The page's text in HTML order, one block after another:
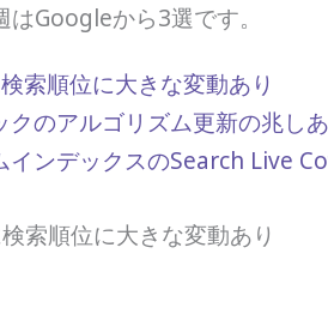
Googleから3選です。
索順位に大きな変動あり
のアルゴリズム更新の兆しあ
インデックスのSearch Live
索順位に大きな変動あり